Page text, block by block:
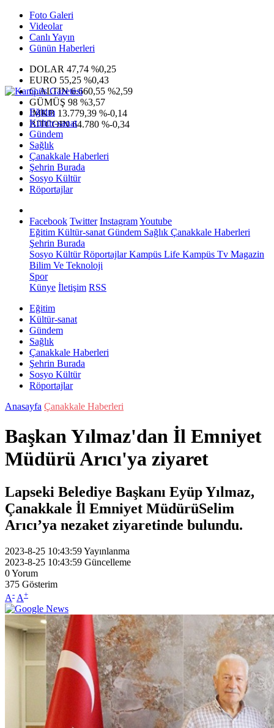
Foto Galeri
Videolar
Canlı Yayın
Günün Haberleri
DOLAR 47,74 %0,25
EURO 55,25 %0,43
G.ALTIN6.660,55 %2,59
GÜMÜŞ 98 %3,57
IMKB 13.779,39 %-0,14
BITCOIN64.780 %-0,34
Eğitim
Kültür-sanat
Gündem
Sağlık
Çanakkale Haberleri
Şehrin Burada
Sosyo Kültür
Röportajlar
Facebook Twitter InstagramYoutube
Eğitim Kültür-sanat Gündem Sağlık Çanakkale Haberleri
Şehrin Burada
Sosyo KültürRöportajlarKampüs Life Kampüs Tv Magazin
Bilim Ve Teknoloji
Spor
Künye İletişim RSS
Eğitim
Kültür-sanat
Gündem
Sağlık
Çanakkale Haberleri
Şehrin Burada
Sosyo Kültür
Röportajlar
Anasayfa Çanakkale Haberleri
Başkan Yılmaz'dan İl Emniyet
Müdürü Arıcı'ya ziyaret
Lapseki Belediye Başkanı Eyüp Yılmaz,
Çanakkale İl Emniyet MüdürüSelim
Arıcı’ya nezaket ziyaretinde bulundu.
2023-8-25 10:43:59Yayınlanma
2023-8-25 10:43:59 Güncelleme
0Yorum
375 Gösterim
A- A+